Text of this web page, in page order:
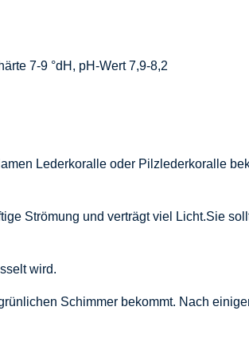
7-9 °dH, pH-Wert 7,9-8,2
Lederkoralle oder Pilzlederkoralle
Strömung und verträgt viel Licht.Sie
wird.
Schimmer bekommt. Nach